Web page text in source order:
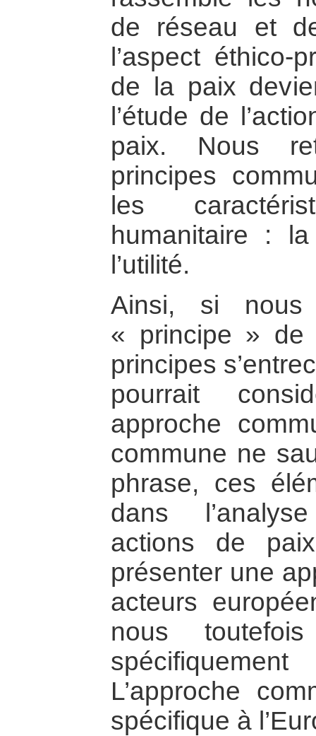
de réseau et
l’aspect éthico-
de la paix
l’étude de
paix. Nous
principes
les
humanitaire : la
l’utilité.
Ainsi, si nous
« principe » de
principes
pourrait
approche
commune ne
phrase, ces
dans
actions de
présenter une
acteurs
nous
L’approche
spécifique à